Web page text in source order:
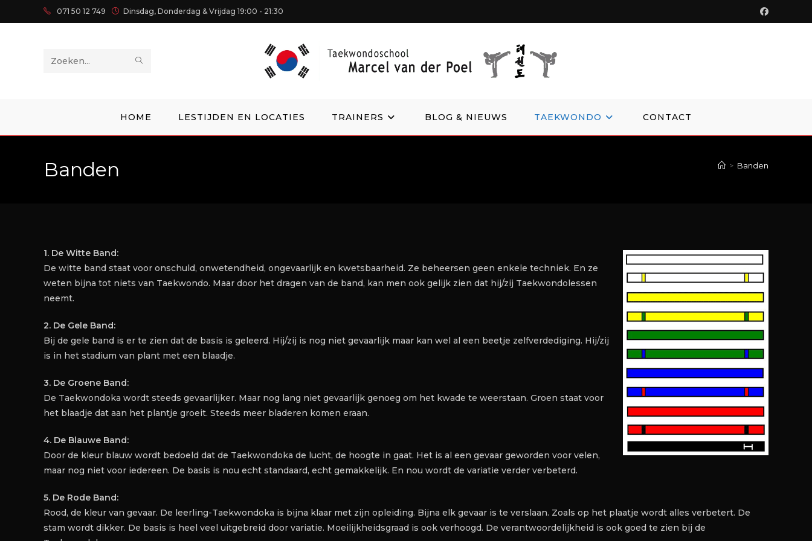
071 50 12 749 Dinsdag, Donderdag & Vrijdag 19:00 - 21:30
Zoek
site
HOME LESTIJDEN EN LOCATIES TRAINERS BLOG & NIEUWS TAEKWONDO CONTACT
Banden > Banden
1. De Witte Band:
De witte band staat voor onschuld, onwetendheid, ongevaarlijk en kwetsbaarheid. Ze beheersen geen enkele techniek. En ze
weten bijna tot niets van Taekwondo. Maar door het dragen van de band, kan men ook gelijk zien dat hij/zij Taekwondolessen
neemt.
2. De Gele Band:
Bij de gele band is er te zien dat de basis is geleerd. Hij/zij is nog niet gevaarlijk maar kan wel al een beetje zelfverdediging. Hij/zij
is in het stadium van plant met een blaadje.
3. De Groene Band:
De Taekwondoka wordt steeds gevaarlijker. Maar nog lang niet gevaarlijk genoeg om het kwade te weerstaan. Groen staat voor
het blaadje dat aan het plantje groeit. Steeds meer bladeren komen eraan.
4. De Blauwe Band:
Door de kleur blauw wordt bedoeld dat de Taekwondoka de lucht, de hoogte in gaat. Het is al een gevaar geworden voor velen,
maar nog niet voor iedereen. De basis is nou echt standaard, echt gemakkelijk. En nou wordt de variatie verder verbeterd.
5. De Rode Band:
Rood, de kleur van gevaar. De leerling-Taekwondoka is bijna klaar met zijn opleiding. Bijna elk gevaar is te verslaan. Zoals op het plaatje wordt alles verbetert. De
stam wordt dikker. De basis is heel veel uitgebreid door variatie. Moeilijkheidsgraad is ook verhoogd. De verantwoordelijkheid is ook goed te zien bij de